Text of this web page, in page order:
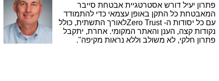
פתרון יעיל דורש אסטרטגיית אבטחת סייבר
המאבטחת כל התקן באופן עצמאי כדי להתמודד
עם כל יסודות ה-Zero Trustלאורך התשתית, כולל
נקודות קצה, הענן והאתר המקומי. אחרת, יתקבל
פתרון חלקי, לא משולב וללא נראות מקיפה".